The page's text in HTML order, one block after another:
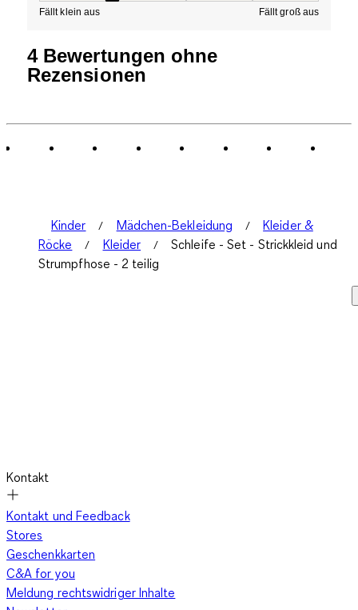
Fällt klein aus Fällt groß aus
4 Bewertungen ohne
Rezensionen
Kinder Mädchen-Bekleidung
Kleider &
Röcke
Kleider
Schleife - Set - Strickkleid und
Strumpfhose - 2 teilig
Kontakt
Kontakt und Feedback
Stores
Geschenkkarten
C&A for you
Meldung rechtswidriger Inhalte